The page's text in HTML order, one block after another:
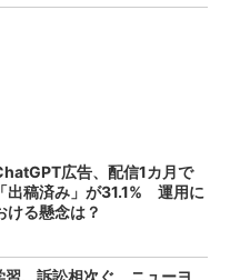
広告、配信1カ月で
「出稿済み」が31.1% 運用に
ける懸念は？
習、訴訟相次ぐ ニューヨ